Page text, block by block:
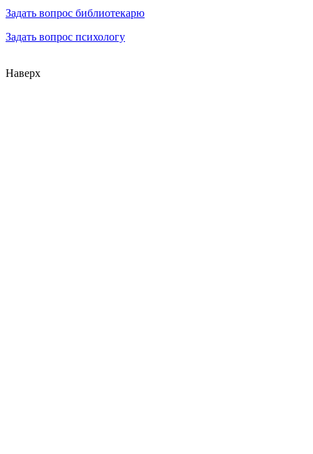
Задать вопрос библиотекарю
Задать вопрос психологу
Наверх